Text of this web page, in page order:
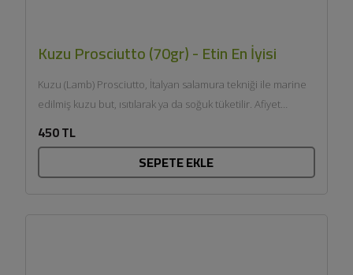
Kuzu Prosciutto (70gr) - Etin En İyisi
Kuzu (Lamb) Prosciutto, İtalyan salamura tekniği ile marine
edilmiş kuzu but, ısıtılarak ya da soğuk tüketilir. Afiyet
450 TL
SEPETE EKLE